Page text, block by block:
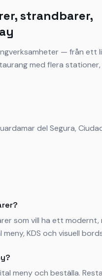
strandbarer,
— från ett
med flera
del Segura,
som vill ha ett
KDS och visuell
meny och beställa.